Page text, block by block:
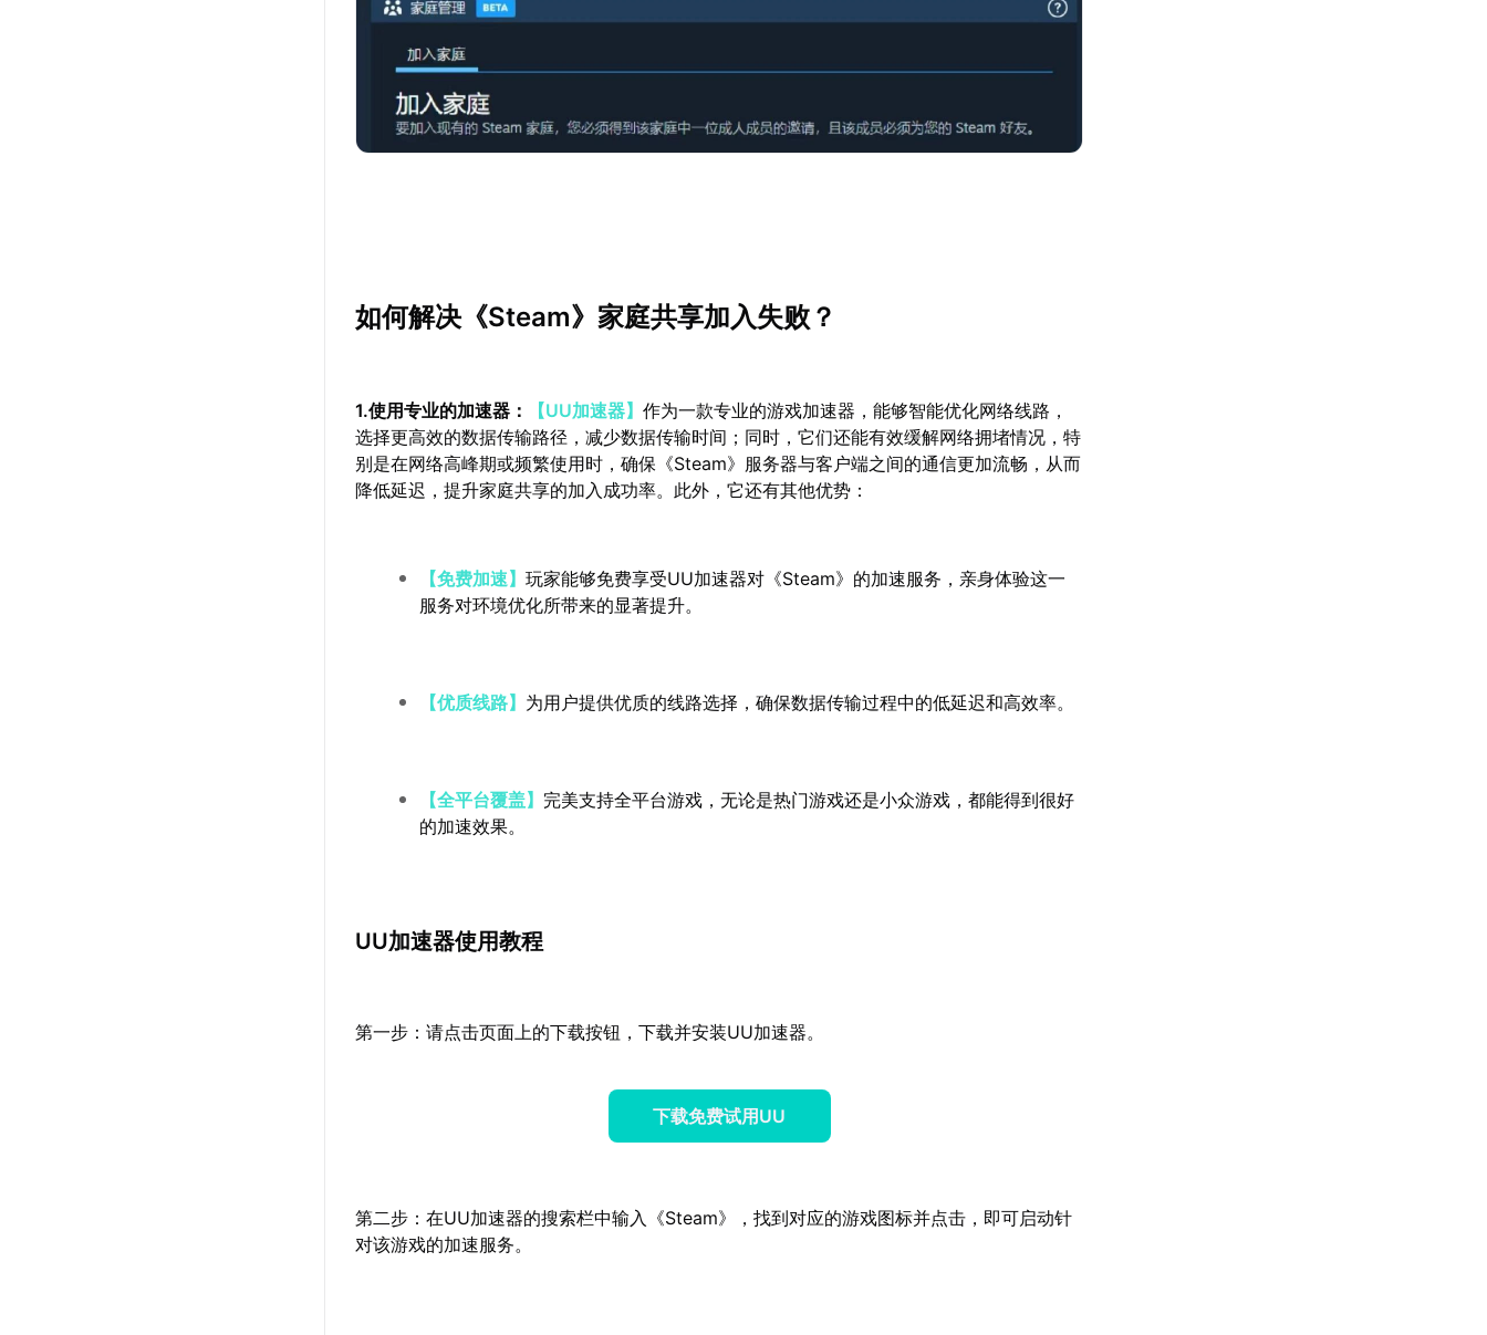
如何解决《Steam》家庭共享加入失败？
1.使用专业的加速器： 【UU加速器】作为一款专业的游戏加速器，能够智能优化网络线路，
选择更高效的数据传输路径，减少数据传输时间；同时，它们还能有效缓解网络拥堵情况，特
别是在网络高峰期或频繁使用时，确保《Steam》服务器与客户端之间的通信更加流畅，从而
降低延迟，提升家庭共享的加入成功率。此外，它还有其他优势：
【免费加速】玩家能够免费享受UU加速器对《Steam》的加速服务，亲身体验这一
服务对环境优化所带来的显著提升。
【优质线路】 为用户提供优质的线路选择，确保数据传输过程中的低延迟和高效率。
【全平台覆盖】 完美支持全平台游戏，无论是热门游戏还是小众游戏，都能得到很好
的加速效果。
UU加速器使用教程
第一步：请点击页面上的下载按钮，下载并安装UU加速器。
下载免费试用UU
第二步：在UU加速器的搜索栏中输入《Steam》，找到对应的游戏图标并点击，即可启动针
对该游戏的加速服务。